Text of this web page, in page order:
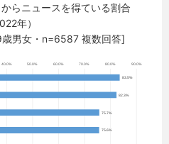
らニュースを得ている割合
年）
男女・n=6587 複数回答]